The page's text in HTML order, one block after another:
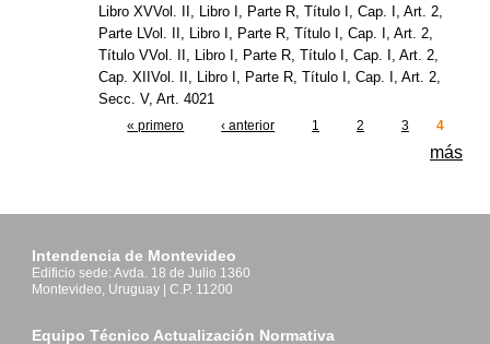
Libro XVVol. II, Libro I, Parte R, Título I, Cap. I, Art. 2,
Parte LVol. II, Libro I, Parte R, Título I, Cap. I, Art. 2,
Título VVol. II, Libro I, Parte R, Título I, Cap. I, Art. 2,
Cap. XIIVol. II, Libro I, Parte R, Título I, Cap. I, Art. 2,
Secc. V, Art. 4021
« primero ‹ anterior 1 2 3 4
más
Intendencia de Montevideo
Edificio sede: Avda. 18 de Julio 1360
Montevideo, Uruguay | C.P. 11200
Equipo Técnico Actualización Normativa